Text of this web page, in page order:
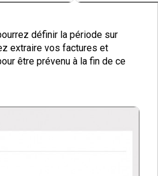
définir la période sur
extraire vos factures et
être prévenu à la fin de ce